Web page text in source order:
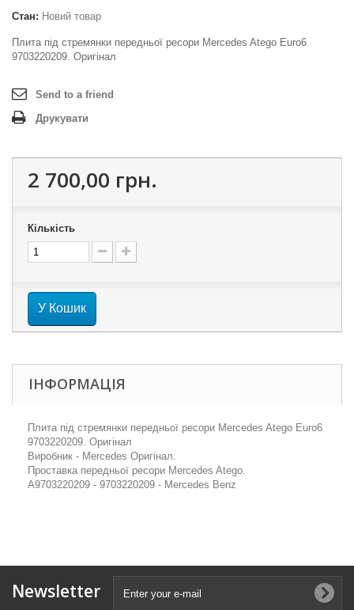
Стан: Новий товар
Плита під стремянки передньої ресори Mercedes Atego Euro6
9703220209. Оригінал
Send to a friend
Друкувати
2 700,00 грн.
Кількість
У Кошик
ІНФОРМАЦІЯ
Плита під стремянки передньої ресори Mercedes Atego Euro6
9703220209. Оригінал
Виробник - Mercedes Оригінал.
Проставка передньої ресори Mercedes Atego.
A9703220209 - 9703220209 - Mercedes Benz
Newsletter